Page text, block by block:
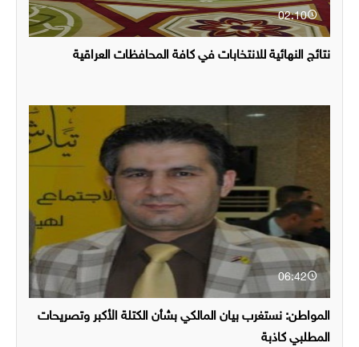
02:10
نتائج النهائية للانتخابات في كافة المحافظات العراقية
06:42
المواطن: نستغرب بيان المالكي بشأن الكتلة الأكبر وتصريحات
المطلبي كاذبة